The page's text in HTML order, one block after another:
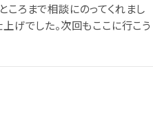
ころまで相談にのってくれまし
げでした。次回もここに行こう